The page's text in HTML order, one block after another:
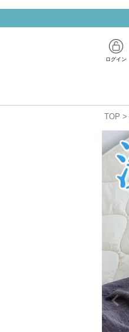
ログイン
TOP